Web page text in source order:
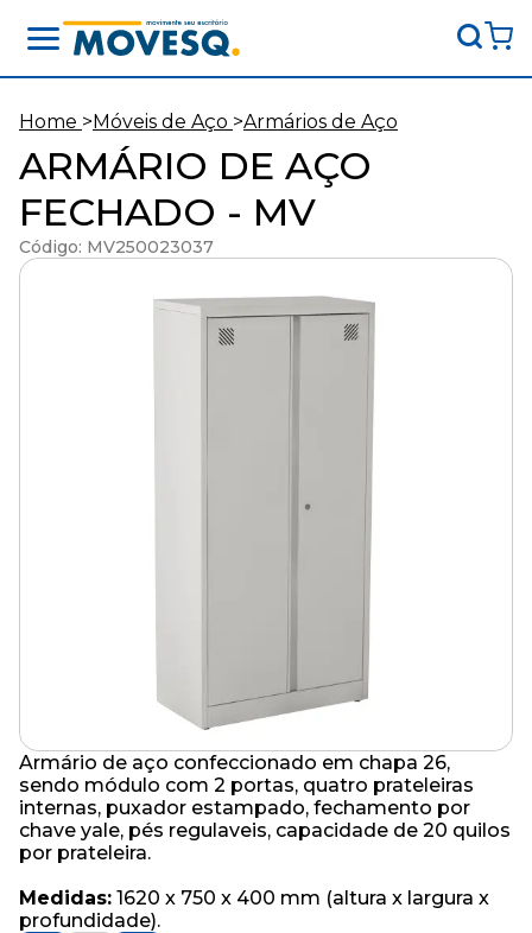
Movesq
-
Movimente
seu
escritório
Home >Móveis de Aço >Armários de Aço
ARMÁRIO DE AÇO
FECHADO - MV
Código: MV250023037
Armário de aço confeccionado em chapa 26,
sendo módulo com 2 portas, quatro prateleiras
internas, puxador estampado, fechamento por
chave yale, pés regulaveis, capacidade de 20 quilos
por prateleira.
Medidas: 1620 x 750 x 400 mm (altura x largura x
profundidade).